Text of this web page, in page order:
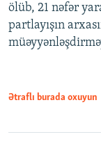
ölüb, 21 nəfər
partlayışın
Ətraflı burada oxuyun